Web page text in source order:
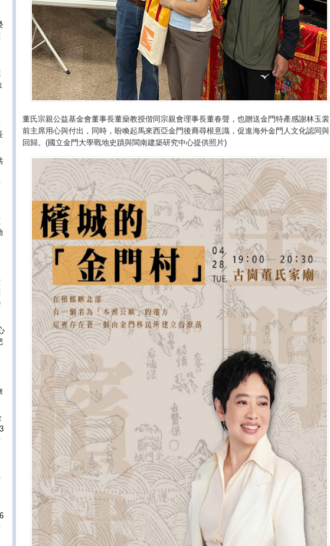
董氏宗親公益基金會董事長董燊教授偕同宗親會理事長董春聲，也贈送金門特產感謝林玉裳
前主席用心與付出，同時，盼喚起馬來西亞金門後裔尋根意識，促進海外金門人文化認同與
回歸。(國立金門大學戰地史蹟與閩南建築研究中心提供照片)